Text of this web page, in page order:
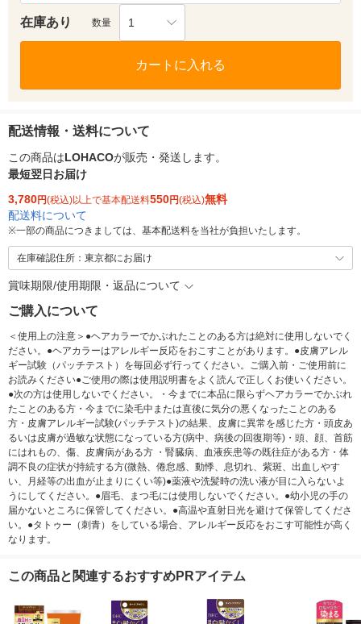
在庫あり 数量 1
カートに入れる
配送情報・送料について
この商品はLOHACOが販売・発送します。
最短翌日お届け
3,780円(税込)以上で基本配送料550円(税込)無料
配送料について
※一部の商品につきましては、基本配送料を当社が負担いたします。
在庫確認住所：東京都にお届け
賞味期限/使用期限・返品について
ご購入について
＜使用上の注意＞●ヘアカラーでかぶれたことのある方は絶対に使用しないでく
ださい。●ヘアカラーはアレルギー反応をおこすことがあります。●皮膚アレル
ギー試験（パッチテスト）を毎回必ず行ってください。ご購入前・ご使用前に
お読みください●ご使用の際は使用説明書をよく読んで正しくお使いください。
●次の方は使用しないでください。・今までに本品に限らずヘアカラーでかぶれ
たことのある方・今までに染毛中または直後に気分の悪くなったことのある
方・皮膚アレルギー試験(パッチテスト)の結果、皮膚に異常を感じた方・頭皮あ
るいは皮膚が過敏な状態になっている方(病中、病後の回復期等)・頭、顔、首筋
にはれもの、傷、皮膚病がある方 ・腎臓病、血液疾患等の既往症がある方・体
調不良の症状が持続する方(微熱、倦怠感、動悸、息切れ、紫斑、出血しやす
い、月経等の出血が止まりにくい等)●薬液や洗髪時の洗い液が目に入らないよ
うにしてください。●眉毛、まつ毛には使用しないでください。●幼小児の手の
届かないところに保管してください。●高温や直射日光を避けて保管してくださ
い。●タトゥー（刺青）をしている場合、アレルギー反応をおこす可能性が高く
なります。
この商品と関連するおすすめPRアイテム